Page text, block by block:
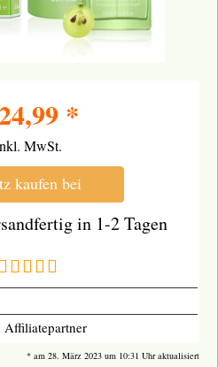
*
MwSt.
kaufen bei
in 1-2 Tagen
* am 28. März 2023 um 10:31 Uhr aktualisiert